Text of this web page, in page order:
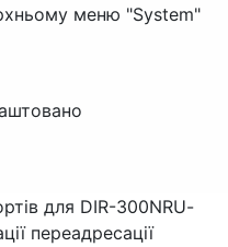
меню "System"
для DIR-300NRU-
переадресації